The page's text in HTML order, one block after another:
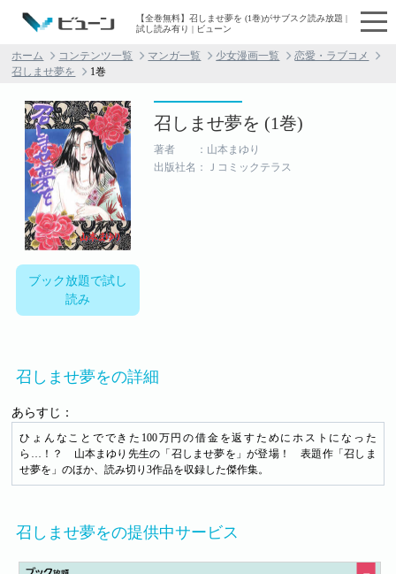
【全巻無料】召しませ夢を (1巻)がサブスク読み放題 |
試し読み有り | ビューン
ホーム コンテンツ一覧 マンガ一覧 少女漫画一覧
恋愛・ラブコメ
召しませ夢を
1巻
ブック放題で試し
読み
召しませ夢を (1巻)
著者 ：山本まゆり
出版社名：Ｊコミックテラス
召しませ夢をの詳細
あらすじ：
ひょんなことでできた100万円の借金を返すためにホストになった
ら…！？ 山本まゆり先生の「召しませ夢を」が登場！ 表題作「召しま
せ夢を」のほか、読み切り3作品を収録した傑作集。
召しませ夢をの提供中サービス